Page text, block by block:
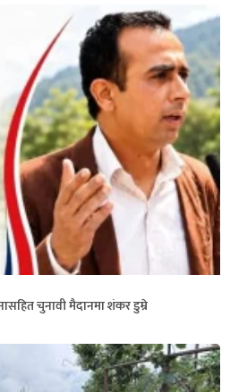
चुनावी मैदानमा शंकर डुम्रे